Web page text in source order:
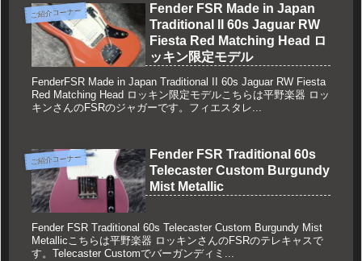
ご紹介コーナー
Fender FSR Made in Japan
Traditional II 60s Jaguar RW
Fiesta Red Matching Head ロ
ッキン限定モデル
FenderFSR Made in Japan Traditional II 60s Jaguar RW Fiesta
Red Matching Head ロッキン限定モデルこちらは平野楽器 ロッ
キンさんのFSRのジャガーです。フィエスタレ...
ご紹介コーナー
Fender FSR Traditional 60s
Telecaster Custom Burgundy
Mist Metallic
Fender FSR Traditional 60s Telecaster Custom Burgundy Mist
Metallicこちらは平野楽器 ロッキンさんのFSRのテレキャスで
す。Telecaster Customでバーガンディミ...